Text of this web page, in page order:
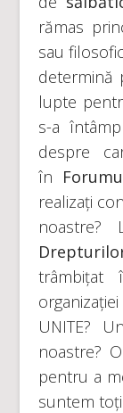
rămas
sau
determină
lupte
s-a
despre
în
realizați
trâmbițat
UNITE?
noastre?
pentru a
suntem